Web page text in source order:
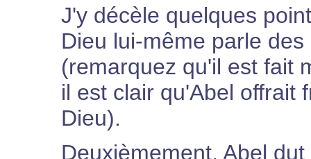
J'y décèle quelques
Dieu lui-même parle
(remarquez qu'il est fait
il est clair qu'Abel offrait
Dieu).
Deuxièmement, Abel